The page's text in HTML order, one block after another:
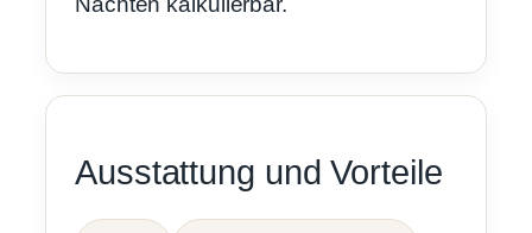
Ausstattung und Vorteile